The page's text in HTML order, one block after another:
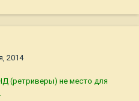
2014
(ретриверы) не место для